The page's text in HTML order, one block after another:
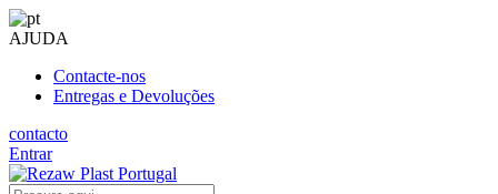
AJUDA
Contacte-nos
Entregas e Devoluções
contacto
Entrar